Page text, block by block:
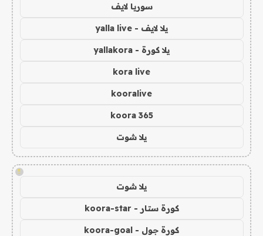
سوريا لايف
يلا لايف - yalla live
يلا كورة - yallakora
kora live
kooralive
koora 365
يلا شوت
!
يلا شوت
كورة ستار - koora-star
كورة جول - koora-goal